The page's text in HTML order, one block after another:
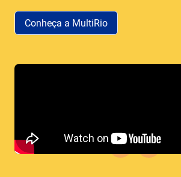
Conheça a MultiRio